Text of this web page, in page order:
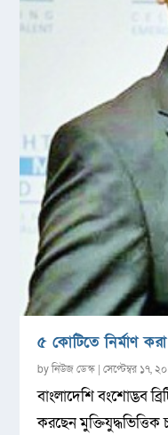
৫ কোটিতে নির্মাণ
byনিউজ ডেস্ক |সেপ্টেম্বর ১৭,
বাংলাদেশি বংশোদ্ভব
করছেন মুক্তিযুদ্ধভিত্তিক